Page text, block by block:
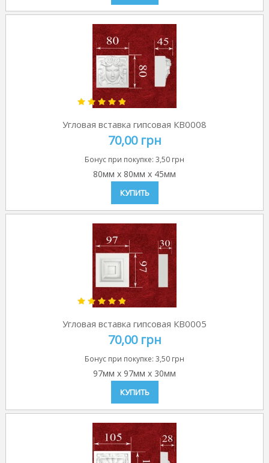
Угловая вставка гипсовая КВ0008
70,00 грн
Бонус при покупке: 3,50 грн
80мм x 80мм x 45мм
КУПИТЬ
Угловая вставка гипсовая КВ0005
70,00 грн
Бонус при покупке: 3,50 грн
97мм x 97мм x 30мм
КУПИТЬ